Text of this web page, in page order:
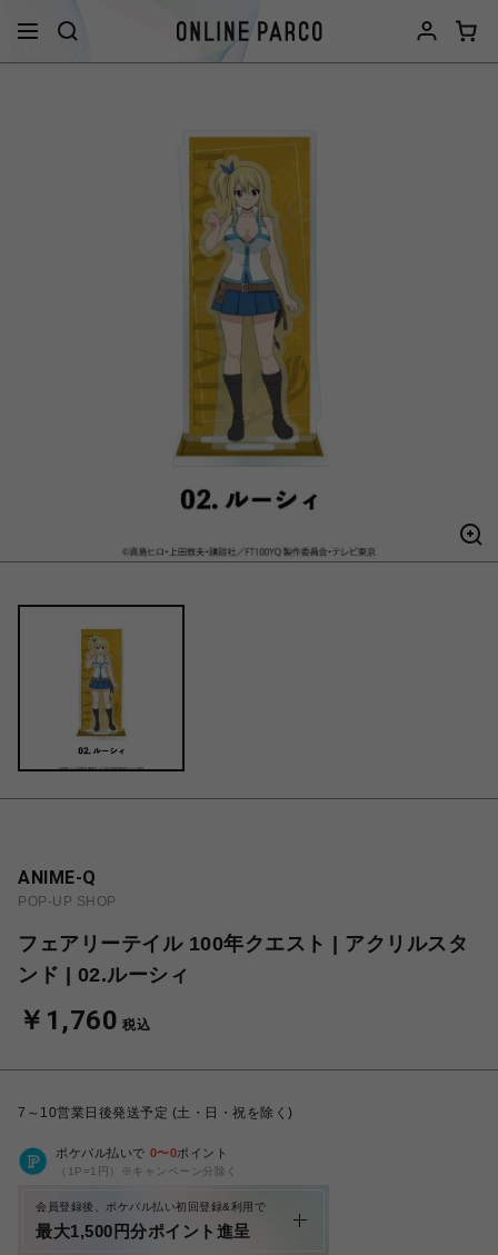
ANIME-Q
POP-UP SHOP
フェアリーテイル 100年クエスト | アクリルスタ
ンド | 02.ルーシィ
￥1,760 税込
7～10営業日後発送予定 (土・日・祝を除く)
ポケパル払いで 0〜0ポイント
（1P=1円）※キャンペーン分除く
会員登録後、ポケパル払い初回登録&利用で
最大1,500円分ポイント進呈